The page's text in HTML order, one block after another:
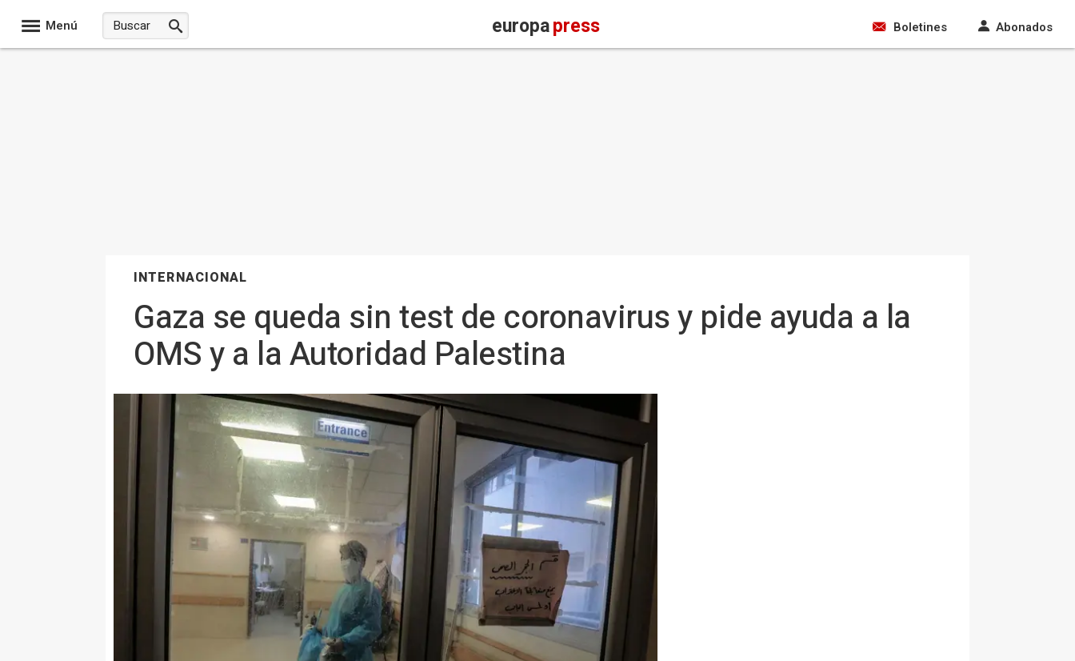
Menú europapress Boletines Abonados
INTERNACIONAL
Gaza se queda sin test de coronavirus y pide ayuda a la
OMS y a la Autoridad Palestina